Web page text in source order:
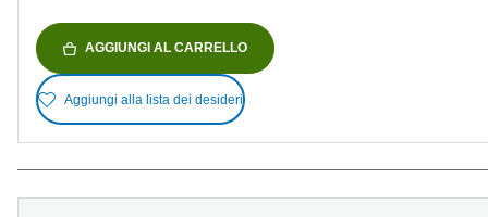
AGGIUNGI AL CARRELLO
Aggiungi alla lista dei desideri